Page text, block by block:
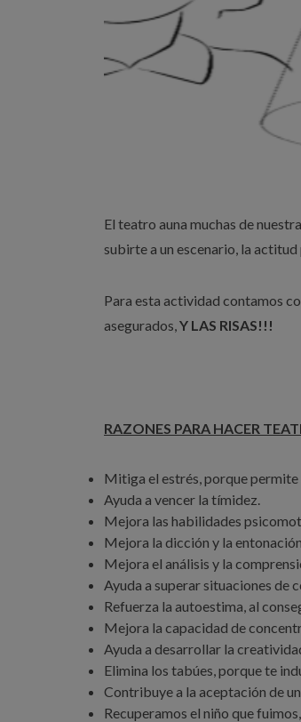
El teatro auna muchas de
subirte a un escenario, la
Para esta actividad contamos
asegurados, Y LAS RISAS!!!
RAZONES PARA HACER
Mitiga el estrés, porque
Ayuda a vencer la tímidez.
Mejora las habilidades
Mejora la dicción y la
Mejora el análisis y la
Ayuda a superar situaciones de
Refuerza la autoestima, al
Mejora la capacidad de
Ayuda a desarrollar la
Elimina los tabúes, porque te
Contribuye a la aceptación de
Recuperamos el niño que